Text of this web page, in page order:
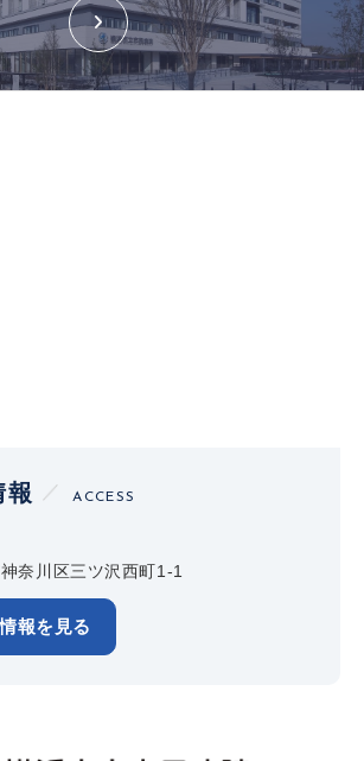
報 ACCESS
奈川区三ツ沢西町1-1
報を見る